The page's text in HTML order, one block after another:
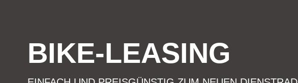
BIKE-LEASING